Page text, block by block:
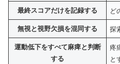
最終スコアだけを記録する ど
無視と視野欠損を混同する 探
運動低下をすべて麻痺と判断
する
疼
と